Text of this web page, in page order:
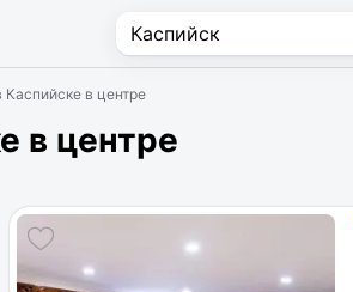
Каспийске в центре
в центре